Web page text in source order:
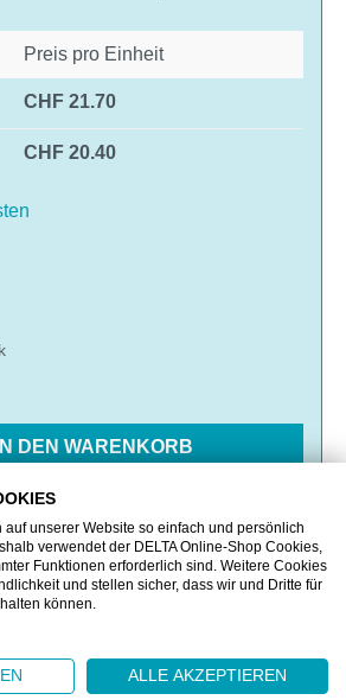
Preis pro Einheit
CHF 21.70
CHF 20.40
IN DEN WARENKORB
VERGLEICHEN
auf unserer Website so einfach und persönlich
verwendet der DELTA Online-Shop Cookies,
Funktionen erforderlich sind. Weitere Cookies
und stellen sicher, dass wir und Dritte für
können.
ALLE AKZEPTIEREN